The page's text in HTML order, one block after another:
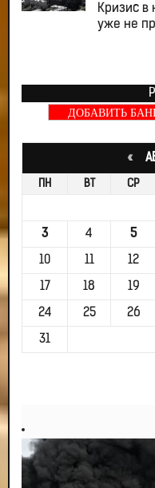
Кризис в
уже не
ДОБАВИТЬ
«
ПН ВТ СР
3 4 5
10 11 12
17 18 19
24 25 26
31